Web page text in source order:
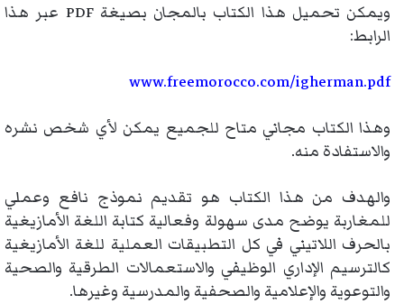
ويمكن تحميل هذا الكتاب بالمجان بصيغة PDF عبر هذا
الرابط:
www.freemorocco.com/igherman.pdf
وهذا الكتاب مجاني متاح للجميع يمكن لأي شخص نشره
والاستفادة منه.
والهدف من هذا الكتاب هو تقديم نموذج نافع وعملي
للمغاربة يوضح مدى سهولة وفعالية كتابة اللغة الأمازيغية
بالحرف اللاتيني في كل التطبيقات العملية للغة الأمازيغية
كالترسيم الإداري الوظيفي والاستعمالات الطرقية والصحية
والتوعوية والإعلامية والصحفية والمدرسية وغيرها.